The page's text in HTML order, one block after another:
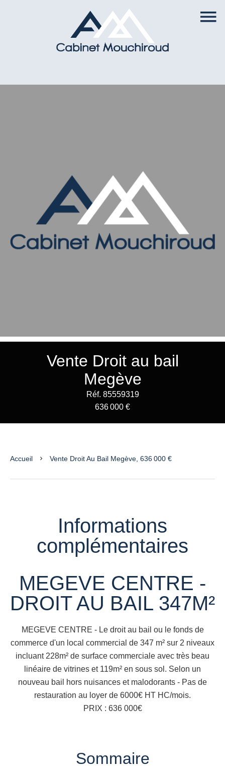
Vente Droit au bail
Megève
Réf. 85559319
636 000 €
Accueil Vente Droit Au Bail Megève, 636 000 €
Informations
complémentaires
MEGEVE CENTRE -
DROIT AU BAIL 347M²
MEGEVE CENTRE - Le droit au bail ou le fonds de
commerce d'un local commercial de 347 m² sur 2 niveaux
incluant 228m² de surface commerciale avec très beau
linéaire de vitrines et 119m² en sous sol. Selon un
nouveau bail hors nuisances et malodorants - Pas de
restauration au loyer de 6000€ HT HC/mois.
PRIX : 636 000€
Sommaire